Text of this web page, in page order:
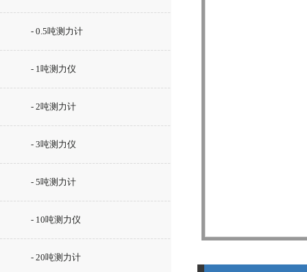
- 0.5吨测力计
- 1吨测力仪
- 2吨测力计
- 3吨测力仪
- 5吨测力计
- 10吨测力仪
- 20吨测力计